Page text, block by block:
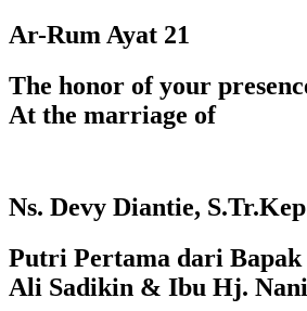
Ar-Rum Ayat 21
The honor of your
At the marriage of
Ns. Devy Diantie, S.Tr.Kep
Putri Pertama dari
Ali Sadikin & Ibu Hj.